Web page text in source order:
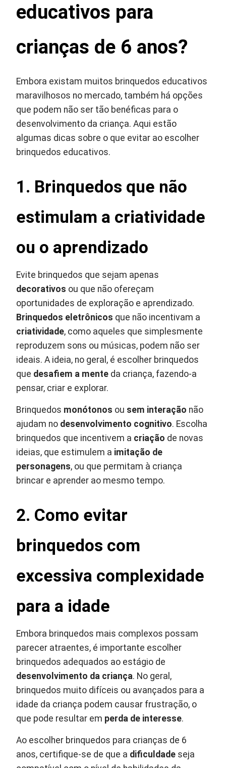
educativos para
crianças de 6 anos?
Embora existam muitos brinquedos educativos
maravilhosos no mercado, também há opções
que podem não ser tão benéficas para o
desenvolvimento da criança. Aqui estão
algumas dicas sobre o que evitar ao escolher
brinquedos educativos.
1. Brinquedos que não
estimulam a criatividade
ou o aprendizado
Evite brinquedos que sejam apenas
decorativos ou que não ofereçam
oportunidades de exploração e aprendizado.
Brinquedos eletrônicos que não incentivam a
criatividade, como aqueles que simplesmente
reproduzem sons ou músicas, podem não ser
ideais. A ideia, no geral, é escolher brinquedos
que desafiem a mente da criança, fazendo-a
pensar, criar e explorar.
Brinquedos monótonos ou sem interação não
ajudam no desenvolvimento cognitivo. Escolha
brinquedos que incentivem a criação de novas
ideias, que estimulem a imitação de
personagens, ou que permitam à criança
brincar e aprender ao mesmo tempo.
2. Como evitar
brinquedos com
excessiva complexidade
para a idade
Embora brinquedos mais complexos possam
parecer atraentes, é importante escolher
brinquedos adequados ao estágio de
desenvolvimento da criança. No geral,
brinquedos muito difíceis ou avançados para a
idade da criança podem causar frustração, o
que pode resultar em perda de interesse.
Ao escolher brinquedos para crianças de 6
anos, certifique-se de que a dificuldade seja